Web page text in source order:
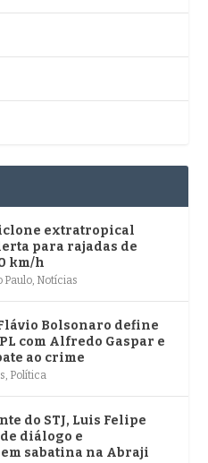
extratropical
para rajadas de
km/h
Paulo, Notícias
Bolsonaro define
com Alfredo Gaspar e
ao crime
, Política
do STJ, Luis Felipe
diálogo e
sabatina na Abraji